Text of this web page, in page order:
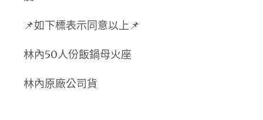
📌如下標表示同意以上📌
林內50人份飯鍋母火座
林內原廠公司貨